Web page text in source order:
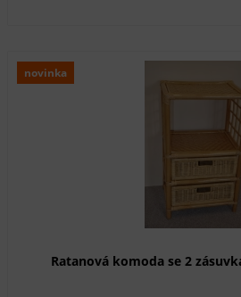
novinka
Ratanová komoda se 2